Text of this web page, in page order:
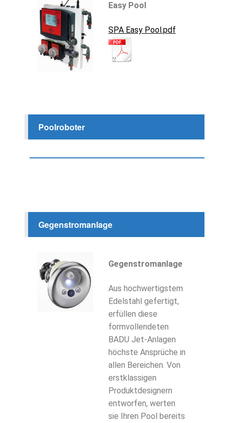
Easy Pool
SPA Easy Pool.pdf
Poolroboter
Gegenstromanlage
Gegenstromanlage
Aus hochwertigstem
Edelstahl gefertigt,
erfüllen diese
formvollendeten
BADU Jet-Anlagen
höchste Ansprüche in
allen Bereichen. Von
erstklassigen
Produktdesignern
entworfen, werten
sie Ihren Pool bereits